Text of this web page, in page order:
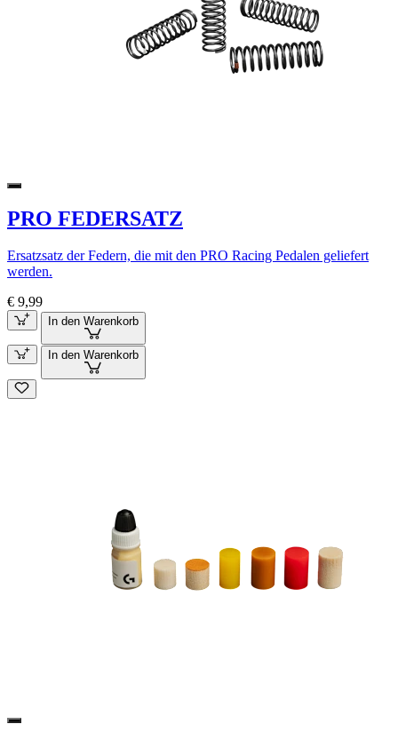
PRO FEDERSATZ
Ersatzsatz der Federn, die mit den PRO Racing Pedalen geliefert
werden.
€ 9,99
In den Warenkorb
In den Warenkorb